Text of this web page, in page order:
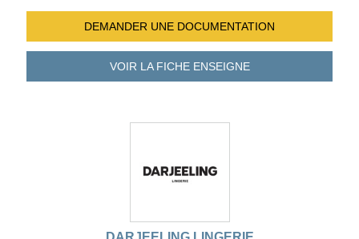
DEMANDER UNE DOCUMENTATION
VOIR LA FICHEENSEIGNE